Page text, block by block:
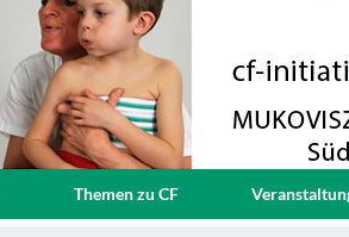
Themen zu CF